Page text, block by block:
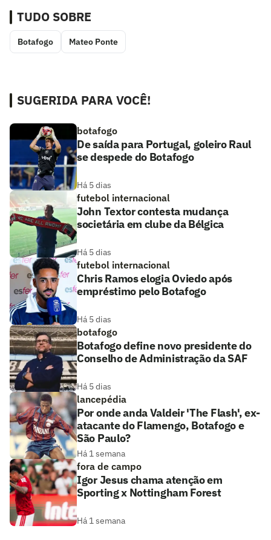
TUDO SOBRE
Botafogo Mateo Ponte
SUGERIDA PARA VOCÊ!
botafogo
De saída para Portugal, goleiro Raul
se despede do Botafogo
Há 5 dias
futebol internacional
John Textor contesta mudança
societária em clube da Bélgica
Há 5 dias
futebol internacional
Chris Ramos elogia Oviedo após
empréstimo pelo Botafogo
Há 5 dias
botafogo
Botafogo define novo presidente do
Conselho de Administração da SAF
Há 5 dias
lancepédia
Por onde anda Valdeir 'The Flash', ex-
atacante do Flamengo, Botafogo e
São Paulo?
Há 1 semana
fora de campo
Igor Jesus chama atenção em
Sporting x Nottingham Forest
Há 1 semana